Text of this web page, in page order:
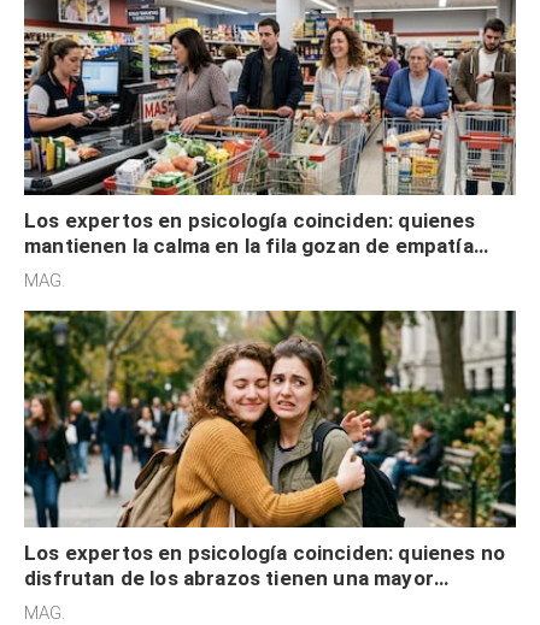
Los expertos en psicología coinciden: quienes
mantienen la calma en la fila gozan de empatía
cognitiva, gratitud y no solo tienen autocontrol
MAG.
Los expertos en psicología coinciden: quienes no
disfrutan de los abrazos tienen una mayor
sensibilidad a los estímulos físicos y no es por
MAG.